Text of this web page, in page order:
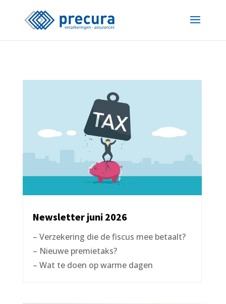
Newsletter juni 2026
– Verzekering die de fiscus mee betaalt?
– Nieuwe premietaks?
– Wat te doen op warme dagen